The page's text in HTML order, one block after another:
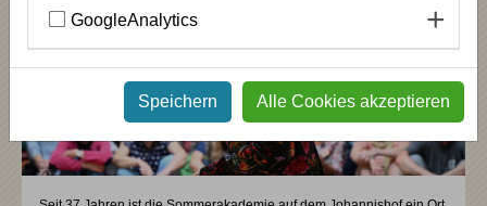
GoogleAnalytics
Speichern Alle Cookies akzeptieren